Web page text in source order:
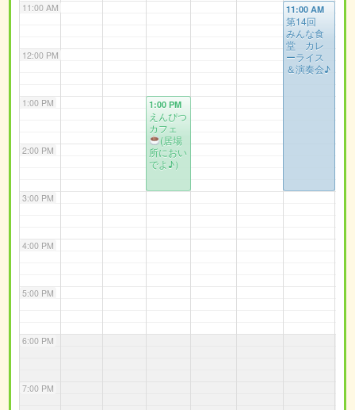
11:00 AM
12:00 PM
1:00 PM
2:00 PM
3:00 PM
4:00 PM
5:00 PM
6:00 PM
7:00 PM
1:00 PM
えんぴつ
カフェ
(居場
所におい
でよ♪）
11:00 AM
第14回
みんな食
堂 カレ
ーライス
＆演奏会♪